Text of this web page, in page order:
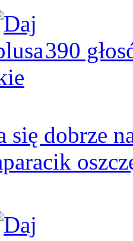
390
się dobrze